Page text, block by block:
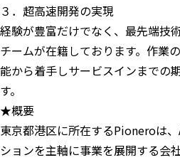
３．超高速開発の実現
経験が豊富だけでなく、最先端技
チームが在籍しております。作業
能から着手しサービスインまでの
す。
★概要
東京都港区に所在するPioneroは
ションを主軸に事業を展開する会